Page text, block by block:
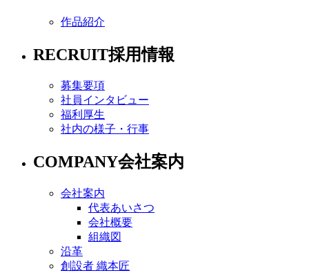
作品紹介
RECRUIT採用情報
募集要項
社員インタビュー
福利厚生
社内の様子・行事
COMPANY会社案内
会社案内
代表あいさつ
会社概要
組織図
沿革
創設者 織本匠